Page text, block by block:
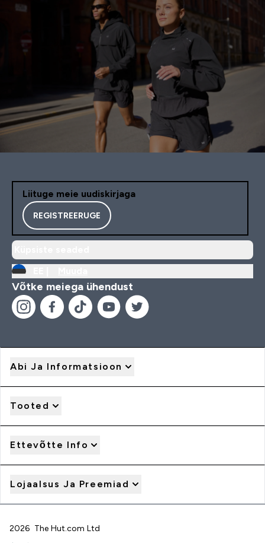
Liituge meie uudiskirjaga
REGISTREERUGE
Võtke meiega ühendust
Abi Ja Informatsioon
Tooted
Ettevõtte Info
Lojaalsus Ja Preemiad
2026 The Hut.com Ltd